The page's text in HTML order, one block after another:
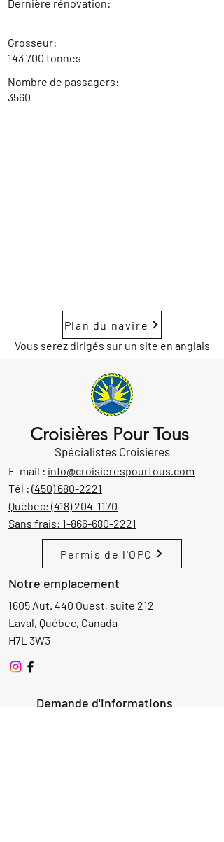
Dernière rénovation:
-
Grosseur:
143 700 tonnes
Nombre de passagers:
3560
Plan du navire
Vous serez dirigés sur un site en anglais
Croisières Pour Tous
Spécialistes Croisières
E-mail : info@croisierespourtous.com
Tél : (450) 680-2221
Québec: (418) 204-1170
Sans frais: 1-866-680-2221
Permis de l'OPC
Notre emplacement
1605 Aut. 440 Ouest, suite 212
Laval, Québec, Canada
H7L 3W3
Demande d'informations